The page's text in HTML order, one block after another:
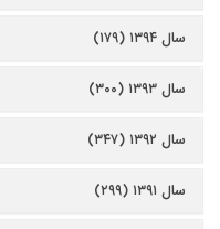
سال ۱۳۹۴ (۱۷۹)
سال ۱۳۹۳ (۳۰۰)
سال ۱۳۹۲ (۳۴۷)
سال ۱۳۹۱ (۲۹۹)